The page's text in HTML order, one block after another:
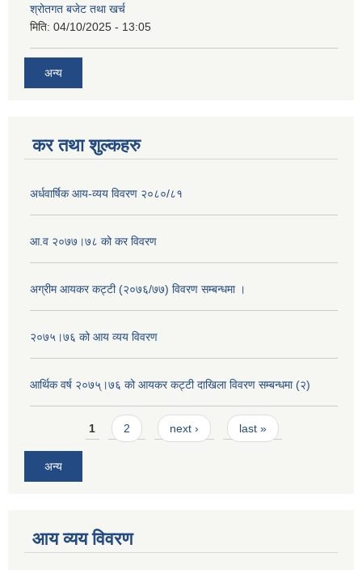
श्रोतगत बजेट तथा खर्च
मिति: 04/10/2025 - 13:05
अन्य
कर तथा शुल्कहरु
अर्धवार्षिक आय-व्यय विवरण २०८०/८१
आ.व २०७७।७८ को कर विवरण
अग्रीम आयकर कट्टी (२०७६/७७) विवरण सम्बन्धमा ।
२०७५।७६ को आय व्यय विवरण
आर्थिक वर्ष २०७५्।७६ को आयकर कट्टी दाखिला विवरण सम्बन्धमा (२)
Pages1 2 next › last »
अन्य
आय व्यय विवरण